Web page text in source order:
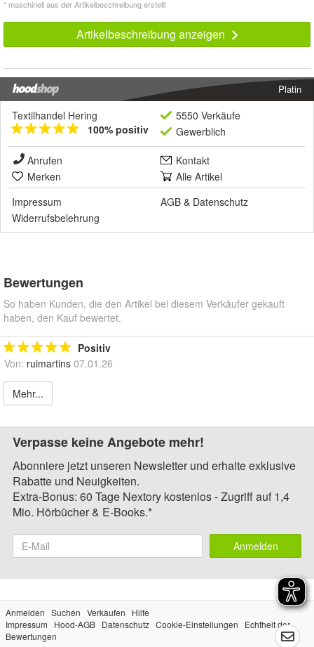
* maschinell aus der Artikelbeschreibung erstellt
Artikelbeschreibung anzeigen
Platin
Textilhandel Hering
100% positiv
5550 Verkäufe
Gewerblich
Anrufen
Kontakt
Merken
Alle Artikel
Impressum
AGB & Datenschutz
Widerrufsbelehrung
Bewertungen
So haben Kunden, die den Artikel bei diesem Verkäufer gekauft
haben, den Kauf bewertet.
Positiv
Von: ruimartins 07.01.26
Mehr...
Verpasse keine Angebote mehr!
Abonniere jetzt unseren Newsletter und erhalte exklusive
Rabatte und Neuigkeiten.
Extra-Bonus: 60 Tage Nextory kostenlos - Zugriff auf 1,4
Mio. Hörbücher & E-Books.*
Anmelden
Anmelden Suchen Verkaufen
Hilfe
Impressum
Hood-AGB Datenschutz Cookie-Einstellungen
Echtheit der
Bewertungen